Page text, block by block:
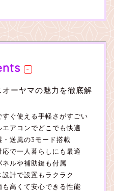
ーヤマの魅力を徹底解
ぐ使える手軽さがすごい
アコンでどこでも快適
送風の3モード搭載
で一人暮らしにも最適
ルや補助鍵も付属
計で設置もラクラク
高くて安心できる性能